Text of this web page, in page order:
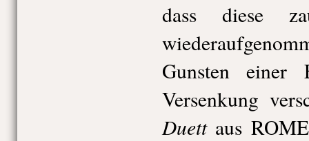
dass diese
Gunsten einer
Versenkung
Duettaus